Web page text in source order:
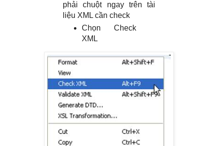
phải chuột ngay trên tài
liệu XML cần check
Chọn Check
XML